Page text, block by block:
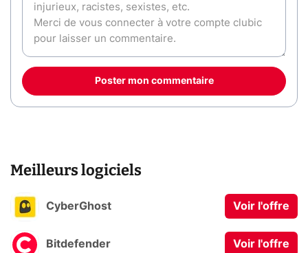
Poster mon commentaire
Meilleurs logiciels
CyberGhost Voir l'offre
Bitdefender Voir l'offre